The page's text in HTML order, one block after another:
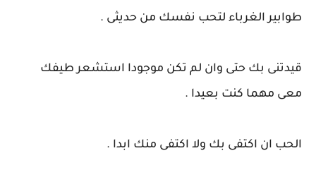
طوابير الغرباء لتحب نفسك من حديثى .
قيدتنى بك حتى وان لم تكن موجودا استشعر طيفك
معى مهما كنت بعيدا .
الحب ان اكتفى بك ولا اكتفى منك ابدا .